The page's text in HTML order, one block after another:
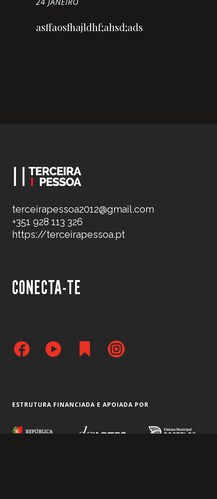
asffaosfhajldhf;ahsd;ads
terceirapessoa2012@gmail.com
+351 928 113 326
https://terceirapessoa.pt
CONECTA-TE
ESTRUTURA FINANCIADA E APOIADA POR